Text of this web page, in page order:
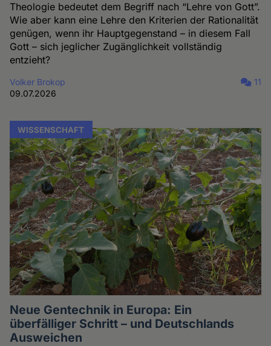
Theologie bedeutet dem Begriff nach “Lehre von Gott”.
Wie aber kann eine Lehre den Kriterien der Rationalität
genügen, wenn ihr Hauptgegenstand – in diesem Fall
Gott – sich jeglicher Zugänglichkeit vollständig
entzieht?
Volker Brokop
09.07.2026
11
WISSENSCHAFT
Neue Gentechnik in Europa: Ein
überfälliger Schritt – und Deutschlands
Ausweichen